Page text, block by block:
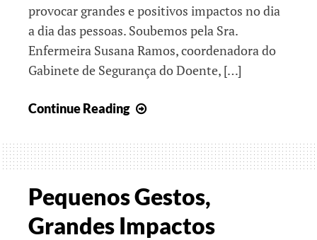
provocar grandes e positivos impactos no dia
a dia das pessoas. Soubemos pela Sra.
Enfermeira Susana Ramos, coordenadora do
Gabinete de Segurança do Doente, […]
Continue Reading
Espírito
de
Pequenos Gestos,
Grandes Impactos